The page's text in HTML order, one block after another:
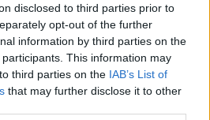
disclosed to third parties prior to
opt-out of the further
information by third parties on the
participants. This information may
third parties on the IAB’s List of
that may further disclose it to other
IRS